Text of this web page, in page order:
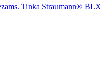
Tinka Straumann® BLX